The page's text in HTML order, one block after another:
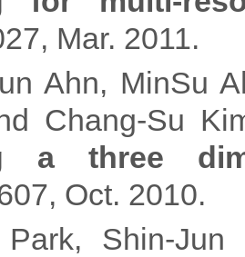
Mar. 2011.
Ahn, MinSu
Chang-Su
a three
Oct. 2010.
Park, Shin-Jun